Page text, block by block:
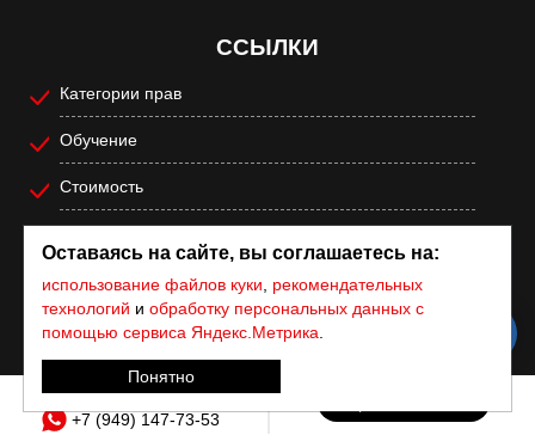
ССЫЛКИ
Категории прав
Обучение
Стоимость
Отзывы
Контакты
Пользовательское соглашение
Политика конфиденциальности
+7 (949) 538-96-04
+7 (949) 147-73-53
Оставаясь на сайте, вы соглашаетесь на:
использование файлов куки
рекомендательных
технологий и обработку персональных данных с
помощью сервиса Яндекс.Метрика
Понятно